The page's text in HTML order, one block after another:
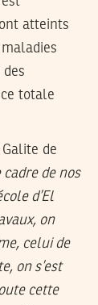
atteints
totale
de
cadre de nos
d’El
on
celui de
on s’est
cette